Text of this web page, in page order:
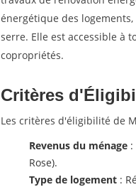
énergétique des
serre. Elle est accessible à
copropriétés.
Critères
Les critères d'éligibilité de
Revenus du ménage
Rose).
Type de logement :